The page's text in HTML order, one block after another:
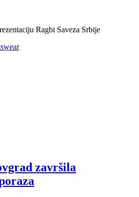
Ragbi Saveza Srbije
završila